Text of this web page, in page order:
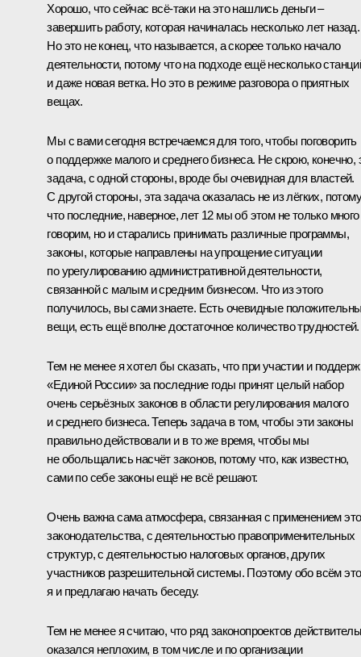
Хорошо, что сейчас всё‑таки на это нашлись деньги –
завершить работу, которая начиналась несколько лет назад.
Но это не конец, что называется, а скорее только начало
деятельности, потому что на подходе ещё несколько
и даже новая ветка. Но это в режиме разговора о приятных
вещах.
Мы с вами сегодня встречаемся для того, чтобы поговорить
о поддержке малого и среднего бизнеса. Не скрою, конечно,
задача, с одной стороны, вроде бы очевидная для властей.
С другой стороны, эта задача оказалась не из лёгких, потому
что последние, наверное, лет 12 мы об этом не только много
говорим, но и старались принимать различные программы,
законы, которые направлены на упрощение ситуации
по урегулированию административной деятельности,
связанной с малым и средним бизнесом. Что из этого
получилось, вы сами знаете. Есть очевидные
вещи, есть ещё вполне достаточное количество трудностей.
Тем не менее я хотел бы сказать, что при участии и
«Единой России» за последние годы принят целый набор
очень серьёзных законов в области регулирования малого
и среднего бизнеса. Теперь задача в том, чтобы эти законы
правильно действовали и в то же время, чтобы мы
не обольщались насчёт законов, потому что, как известно,
сами по себе законы ещё не всё решают.
Очень важна сама атмосфера, связанная с применением
законодательства, с деятельностью правоприменительных
структур, с деятельностью налоговых органов, других
участников разрешительной системы. Поэтому обо всём
я и предлагаю начать беседу.
Тем не менее я считаю, что ряд законопроектов
оказался неплохим, в том числе и по организации